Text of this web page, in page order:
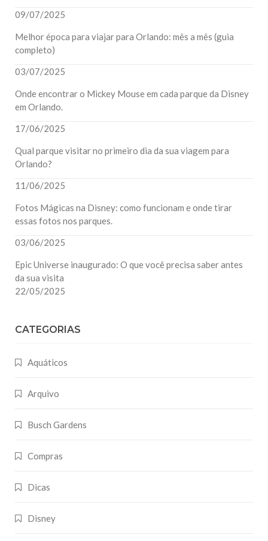
09/07/2025
Melhor época para viajar para Orlando: mês a mês (guia
completo)
03/07/2025
Onde encontrar o Mickey Mouse em cada parque da Disney
em Orlando.
17/06/2025
Qual parque visitar no primeiro dia da sua viagem para
Orlando?
11/06/2025
Fotos Mágicas na Disney: como funcionam e onde tirar
essas fotos nos parques.
03/06/2025
Epic Universe inaugurado: O que você precisa saber antes
da sua visita
22/05/2025
CATEGORIAS
Aquáticos
Arquivo
Busch Gardens
Compras
Dicas
Disney